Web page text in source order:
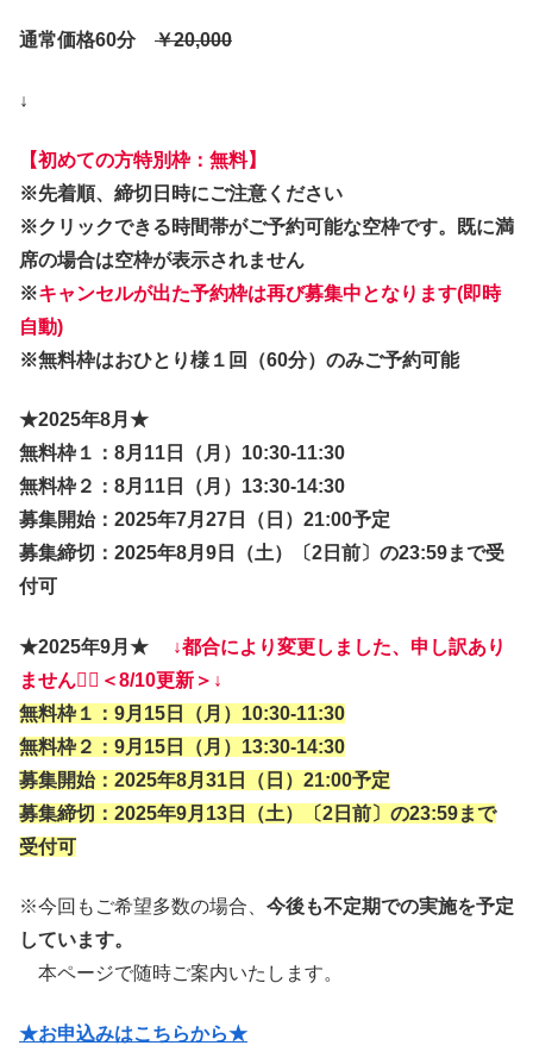
通常価格60分 ￥20,000
↓
【初めての方特別枠：無料】
※先着順、締切日時にご注意ください
※クリックできる時間帯がご予約可能な空枠です。既に満
席の場合は空枠が表示されません
※キャンセルが出た予約枠は再び募集中となります(即時
自動)
※無料枠はおひとり様１回（60分）のみご予約可能
★2025年8月★
無料枠１ ：8月11日（月）10:30-11:30
無料枠２：8月11日（月）13:30-14:30
募集開始：2025年7月27日（日）21:00予定
募集締切：2025年8月9日（土）〔2日前〕の23:59まで受
付可
★2025年9月★
↓都合により変更しました、申し訳あり
ません🙇‍♀️ ＜8/10更新＞↓
無料枠１：9月15日（月）10:30-11:30
無料枠２：9月15日（月）13:30-14:30
募集開始：2025年8月31日（日）21:00予定
募集締切：2025年9月13日（土）〔2日前〕の23:59まで
受付可
※今回もご希望多数の場合、 今後も不定期での実施を予定
しています。
本ページで随時ご案内いたします。
★お申込みはこちらから★